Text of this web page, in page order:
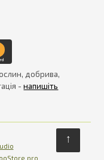
добрива,
-напишіть
на SaaS платформі
↑